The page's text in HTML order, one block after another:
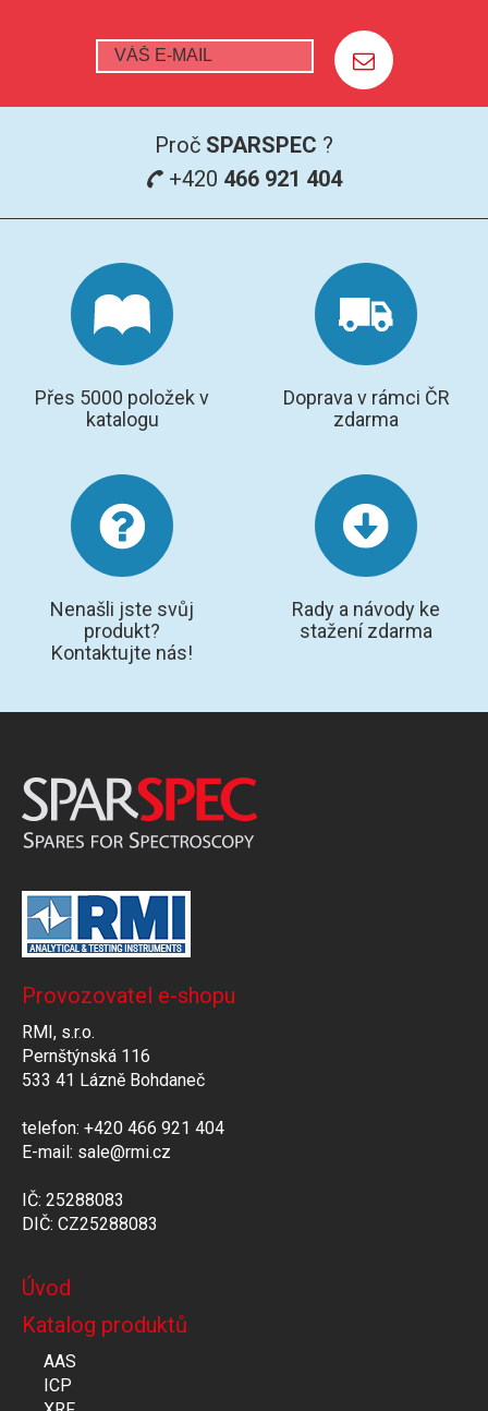
MS/SPM
AFM SONDY
SUBSTRÁTY
KALIBRACE
TERS
RAMAN
Proč SPARSPEC ?
+420 466 921 404
Přes 5000 položek v
katalogu
Doprava v rámci ČR
zdarma
Nenašli jste svůj
produkt?
Kontaktujte nás!
Rady a návody ke
stažení zdarma
Provozovatel e-shopu
RMI, s.r.o.
Pernštýnská 116
533 41 Lázně Bohdaneč
telefon: +420 466 921 404
E-mail: sale@rmi.cz
IČ: 25288083
DIČ: CZ25288083
Úvod
Katalog produktů
AAS
ICP